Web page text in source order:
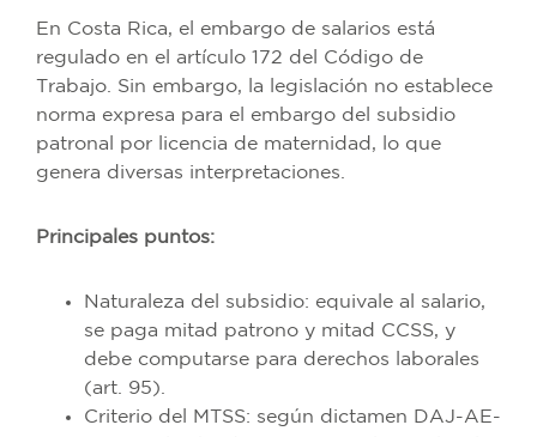
En Costa Rica, el embargo de salarios está
regulado en el artículo 172 del Código de
Trabajo. Sin embargo, la legislación no establece
norma expresa para el embargo del subsidio
patronal por licencia de maternidad, lo que
genera diversas interpretaciones.
Principales puntos:
Naturaleza del subsidio: equivale al salario,
se paga mitad patrono y mitad CCSS, y
debe computarse para derechos laborales
(art. 95).
Criterio del MTSS: según dictamen DAJ-AE-